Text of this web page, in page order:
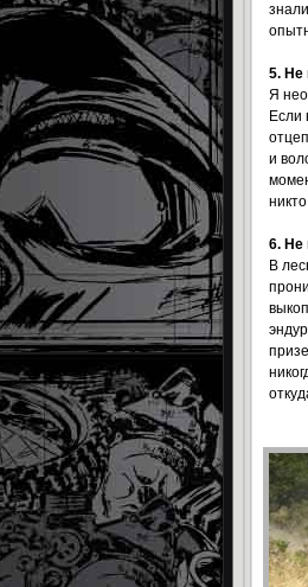
5. Не
Я
Если
и
6. Не
В